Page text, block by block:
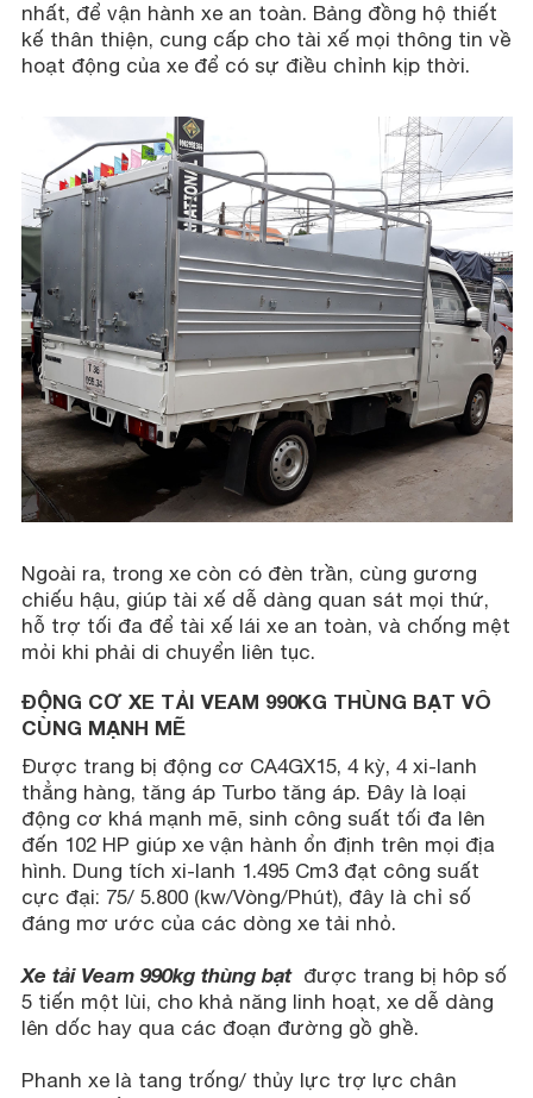
nhất, để vận hành xe an toàn. Bảng đồng hộ thiết
kế thân thiện, cung cấp cho tài xế mọi thông tin về
hoạt động của xe để có sự điều chỉnh kịp thời.
Ngoài ra, trong xe còn có đèn trần, cùng gương
chiếu hậu, giúp tài xế dễ dàng quan sát mọi thứ,
hỗ trợ tối đa để tài xế lái xe an toàn, và chống mệt
mỏi khi phải di chuyển liên tục.
ĐỘNG CƠ XE TẢI VEAM 990KG THÙNG BẠT VÔ
CÙNG MẠNH MẼ
Được trang bị động cơ CA4GX15, 4 kỳ, 4 xi-lanh
thẳng hàng, tăng áp Turbo tăng áp. Đây là loại
động cơ khá mạnh mẽ, sinh công suất tối đa lên
đến 102 HP giúp xe vận hành ổn định trên mọi địa
hình. Dung tích xi-lanh 1.495 Cm3 đạt công suất
cực đại: 75/ 5.800 (kw/Vòng/Phút), đây là chỉ số
đáng mơ ước của các dòng xe tải nhỏ.
Xe tải Veam 990kg thùng bạt được trang bị hôp số
5 tiến một lùi, cho khả năng linh hoạt, xe dễ dàng
lên dốc hay qua các đoạn đường gồ ghề.
Phanh xe là tang trống/ thủy lực trợ lực chân